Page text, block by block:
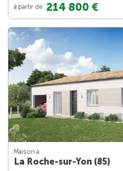
à partir de 214 800 €
Maison à
La Roche-sur-Yon (85)